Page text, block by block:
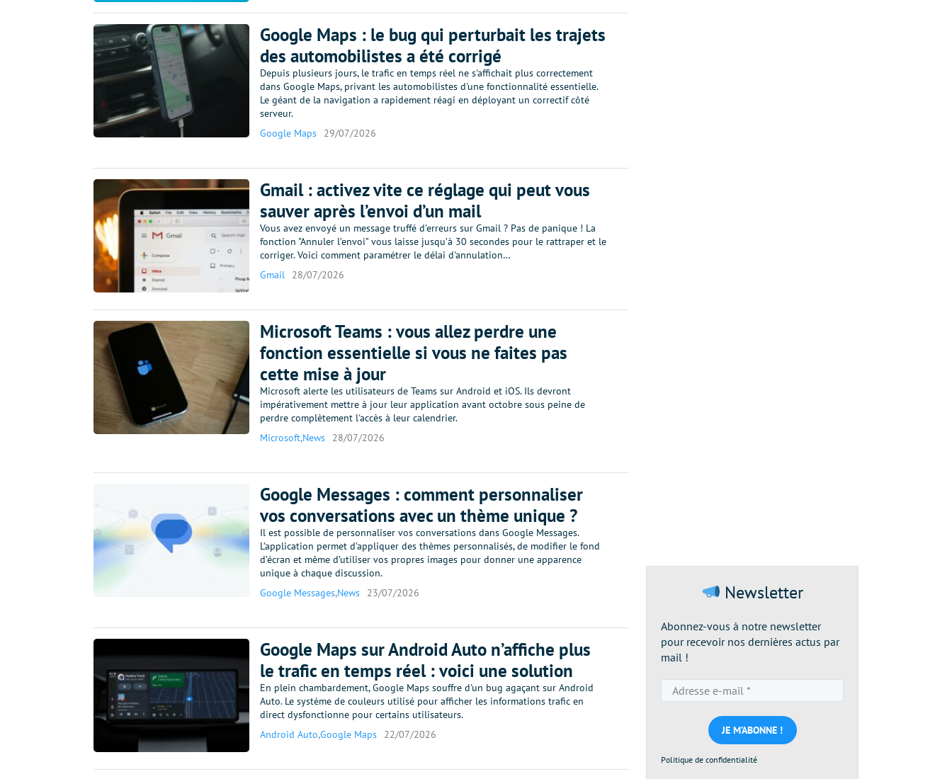
Google Maps : le bug qui perturbait les trajets
des automobilistes a été corrigé
Depuis plusieurs jours, le trafic en temps réel ne s'affichait plus correctement
dans Google Maps, privant les automobilistes d'une fonctionnalité essentielle.
Le géant de la navigation a rapidement réagi en déployant un correctif côté
serveur.
Google Maps
29/07/2026
Gmail : activez vite ce réglage qui peut vous
sauver après l’envoi d’un mail
Vous avez envoyé un message truffé d’erreurs sur Gmail ? Pas de panique ! La
fonction "Annuler l’envoi" vous laisse jusqu’à 30 secondes pour le rattraper et le
corriger. Voici comment paramétrer le délai d'annulation…
Gmail
28/07/2026
Microsoft Teams : vous allez perdre une
fonction essentielle si vous ne faites pas
cette mise à jour
Microsoft alerte les utilisateurs de Teams sur Android et iOS. Ils devront
impérativement mettre à jour leur application avant octobre sous peine de
perdre complètement l'accès à leur calendrier.
Microsoft,News 28/07/2026
Google Messages : comment personnaliser
vos conversations avec un thème unique ?
Il est possible de personnaliser vos conversations dans Google Messages.
L’application permet d’appliquer des thèmes personnalisés, de modifier le fond
d’écran et même d’utiliser vos propres images pour donner une apparence
unique à chaque discussion.
Google Messages,News 23/07/2026
Google Maps sur Android Auto n’affiche plus
le trafic en temps réel : voici une solution
En plein chambardement, Google Maps souffre d'un bug agaçant sur Android
Auto. Le système de couleurs utilisé pour afficher les informations trafic en
direct dysfonctionne pour certains utilisateurs.
Android Auto,Google Maps 22/07/2026
Newsletter
Abonnez-vous à notre newsletter
pour recevoir nos dernières actus par
mail !
e-
mail
*
Politique de confidentialité